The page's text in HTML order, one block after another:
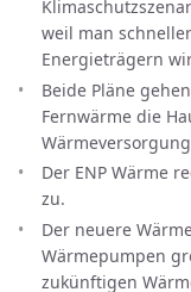
weil man
Energieträgern
Beide Pläne
Fernwärme die
Der ENP Wärme
zu.
Der neuere
Wärmepumpen
zukünftigen